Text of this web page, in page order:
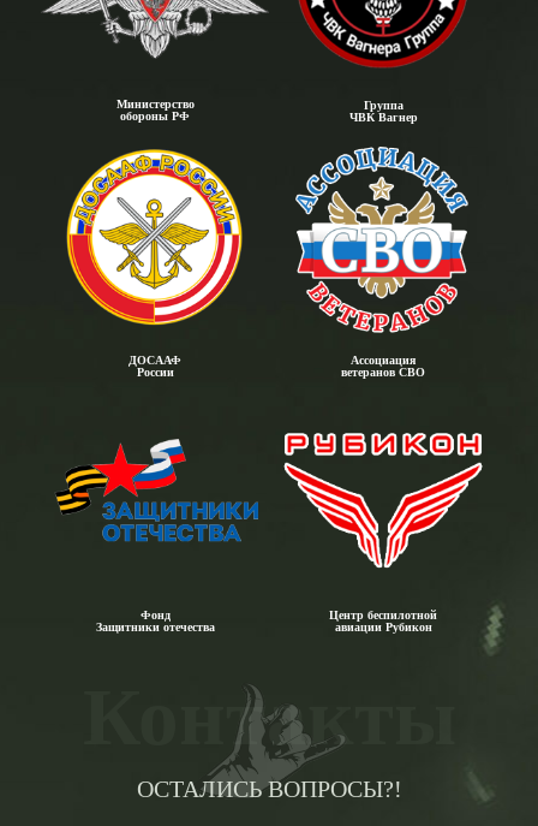
Министерство
обороны РФ
Группа
ЧВК Вагнер
ДОСААФ
России
Ассоциация
ветеранов СВО
Фонд
Защитники отечества
Центр беспилотной
авиации Рубикон
Контакты
ОСТАЛИСЬ ВОПРОСЫ?!